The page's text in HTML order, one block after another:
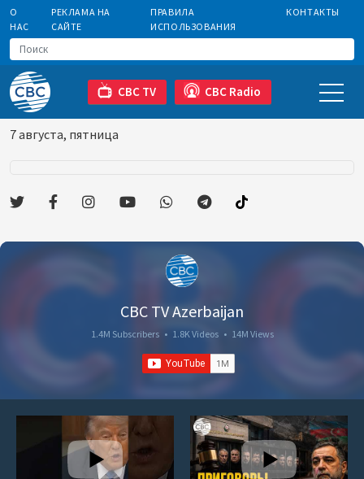
О
НАС
РЕКЛАМА НА
САЙТЕ
ПРАВИЛА
ИСПОЛЬЗОВАНИЯ
КОНТАКТЫ
CBC TV CBC Radio
7 августа, пятница
CBC TV Azerbaijan
1.4M Subscribers • 1.8K Videos • 14M Views